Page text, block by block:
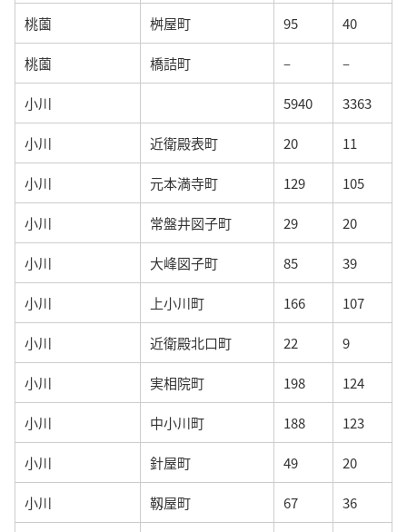
桃薗 桝屋町 95 40
桃薗 橋詰町 – –
小川 5940 3363
小川 近衛殿表町 20 11
小川 元本満寺町 129 105
小川 常盤井図子町 29 20
小川 大峰図子町 85 39
小川 上小川町 166 107
小川 近衛殿北口町 22 9
小川 実相院町 198 124
小川 中小川町 188 123
小川 針屋町 49 20
小川 靱屋町 67 36